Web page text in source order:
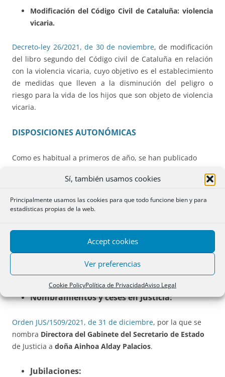
Sí, también usamos cookies
Principalmente usamos las cookies para que todo funcione bien y para
estadísticas propias de la web.
Accept cookies
Ver preferencias
Cookie PolicyPolítica de PrivacidadAviso Legal
Modificación del Código Civil de Cataluña: violencia
vicaria.
Decreto-ley 26/2021, de 30 de noviembre, de modificación
del libro segundo del Código civil de Cataluña en relación
con la violencia vicaria, cuyo objetivo es el establecimiento
de medidas que lleven a la disminución del peligro o
riesgo para la vida de los hijos que son objeto de violencia
vicaria.
DISPOSICIONES AUTONÓMICAS
Como es habitual a primeros de año, se han publicado
autónomas. Muchas de ellas son leyes de presupuestos o
No ha habido publicaciones, ni del TC ni del TS.
SECCIÓN II: jubilaciones
Nombramientos y ceses en Justicia:
Orden JUS/1509/2021, de 31 de diciembre, por la que se
nombra Directora del Gabinete del Secretario de Estado
de Justicia a doña Ainhoa Alday Palacios.
Jubilaciones: